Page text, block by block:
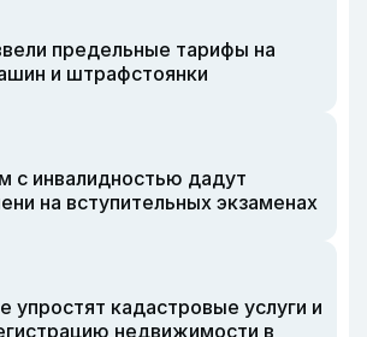
предельные тарифы на
и штрафстоянки
с инвалидностью дадут
на вступительных экзаменах
упростят кадастровые услуги и
недвижимости в